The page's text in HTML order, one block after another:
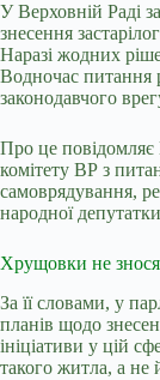
У Верховній Раді
знесення
Наразі жодних
Водночас питання
законодавчого
Про це повідомляє
комітету ВР з
самоврядування,
народної
Хрущовки не
За її словами, у
планів щодо
ініціативи у цій
такого житла, а не